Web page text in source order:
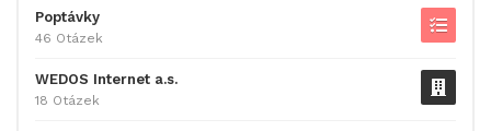
Poptávky
46 Otázek
WEDOS Internet a.s.
18 Otázek